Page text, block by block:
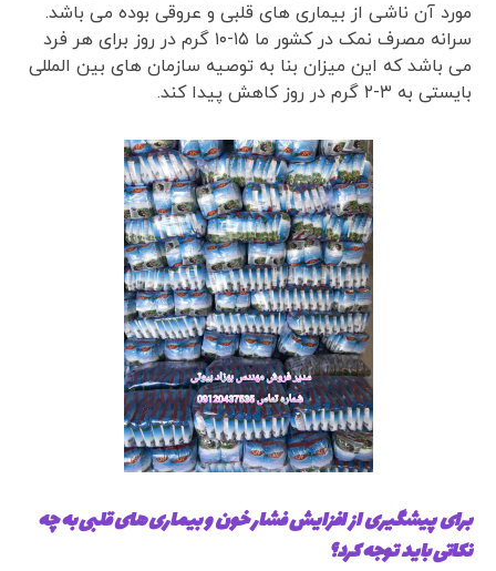
مورد آن ناشی از بیماری های قلبی و عروقی بوده می باشد.
سرانه مصرف نمک در کشور ما ۱۵-۱۰ گرم در روز برای هر فرد
می باشد که این میزان بنا به توصیه سازمان های بین المللی
بایستی به ۳-۲ گرم در روز کاهش پیدا کند.
برای پیشگیری از افزایش فشار خون و بیماری های قلبی به چه
نکاتی باید توجه کرد؟